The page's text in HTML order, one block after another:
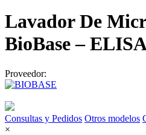
Lavador De
BioBase –
Proveedor:
Consultas y Pedidos Otros modelos
×